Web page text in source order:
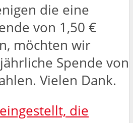
die eine
von 1,50 €
möchten wir
Spende von
Vielen Dank.
die